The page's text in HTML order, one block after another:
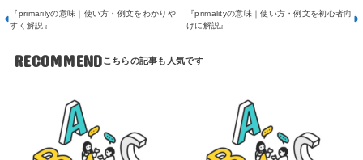
『primarilyの意味｜使い方・例文をわかりや
すく解説』
『primalityの意味｜使い方・例文を初心者向
けに解説』
RECOMMEND